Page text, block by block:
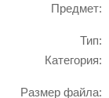
Предмет:
Тип:
Категория:
Размер файла: